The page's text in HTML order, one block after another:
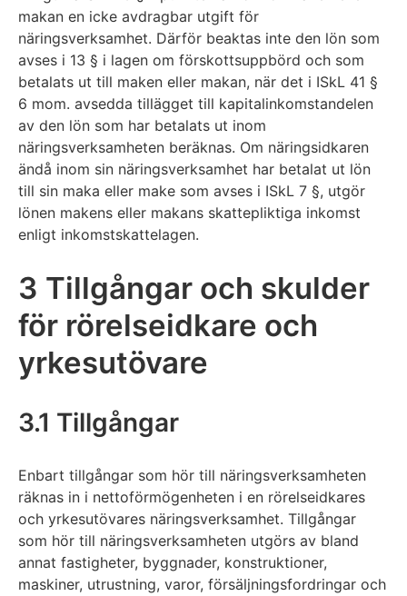
makan en icke avdragbar utgift för
näringsverksamhet. Därför beaktas inte den lön som
avses i 13 § i lagen om förskottsuppbörd och som
betalats ut till maken eller makan, när det i ISkL 41 §
6 mom. avsedda tillägget till kapitalinkomstandelen
av den lön som har betalats ut inom
näringsverksamheten beräknas. Om näringsidkaren
ändå inom sin näringsverksamhet har betalat ut lön
till sin maka eller make som avses i ISkL 7 §, utgör
lönen makens eller makans skattepliktiga inkomst
enligt inkomstskattelagen.
3 Tillgångar och skulder
för rörelseidkare och
yrkesutövare
3.1 Tillgångar
Enbart tillgångar som hör till näringsverksamheten
räknas in i nettoförmögenheten i en rörelseidkares
och yrkesutövares näringsverksamhet. Tillgångar
som hör till näringsverksamheten utgörs av bland
annat fastigheter, byggnader, konstruktioner,
maskiner, utrustning, varor, försäljningsfordringar och